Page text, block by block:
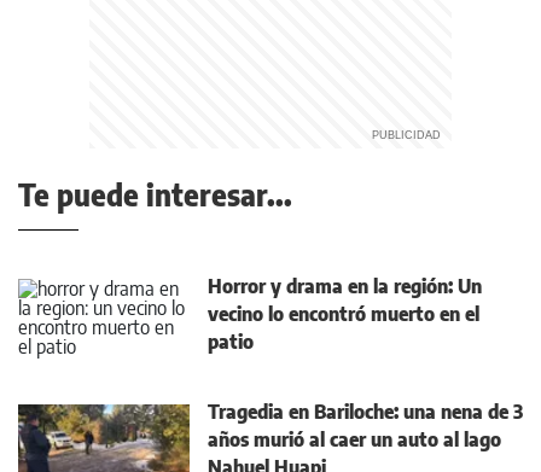
Te puede interesar...
Horror y drama en la región: Un
vecino lo encontró muerto en el
patio
Tragedia en Bariloche: una nena de 3
años murió al caer un auto al lago
Nahuel Huapi